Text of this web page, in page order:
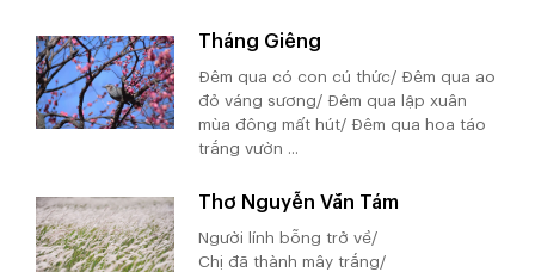
Tháng Giêng
Đêm qua có con cú thức/ Đêm qua ao
đỏ váng sương/ Đêm qua lập xuân
mùa đông mất hút/ Đêm qua hoa táo
trắng vườn ...
Thơ Nguyễn Văn Tám
Người lính bỗng trở về/
Chị đã thành mây trắng/